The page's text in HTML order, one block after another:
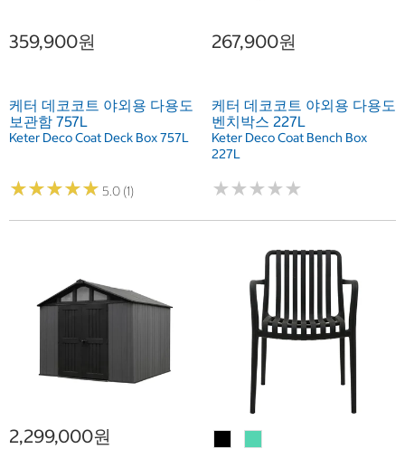
359,900원
케터 데코코트 야외용 다용도
보관함 757L
Keter Deco Coat Deck Box 757L
★★★★★
★★★★★ 5.0 (1)
267,900원
케터 데코코트 야외용 다용도
벤치박스 227L
Keter Deco Coat Bench Box
227L
★★★★★
★★★★★
2,299,000원